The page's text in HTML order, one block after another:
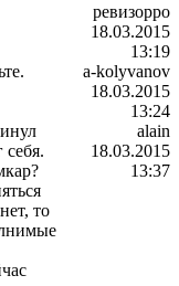
ревизорро
18.03.2015
13:19
a-kolyvanov
18.03.2015
13:24
себя.
то
alain
18.03.2015
13:37